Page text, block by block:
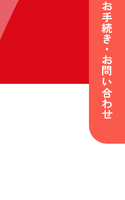
お手続き・お問い合わせ